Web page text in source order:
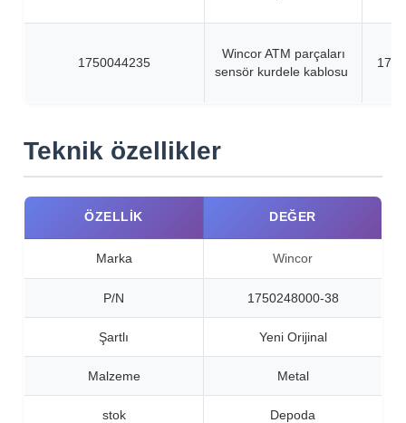
1750044235
Wincor ATM parçaları
sensör kurdele kablosu
Teknik özellikler
ÖZELLIK DEĞER
Marka Wincor
P/N 1750248000-38
Şartlı Yeni Orijinal
Malzeme Metal
stok Depoda